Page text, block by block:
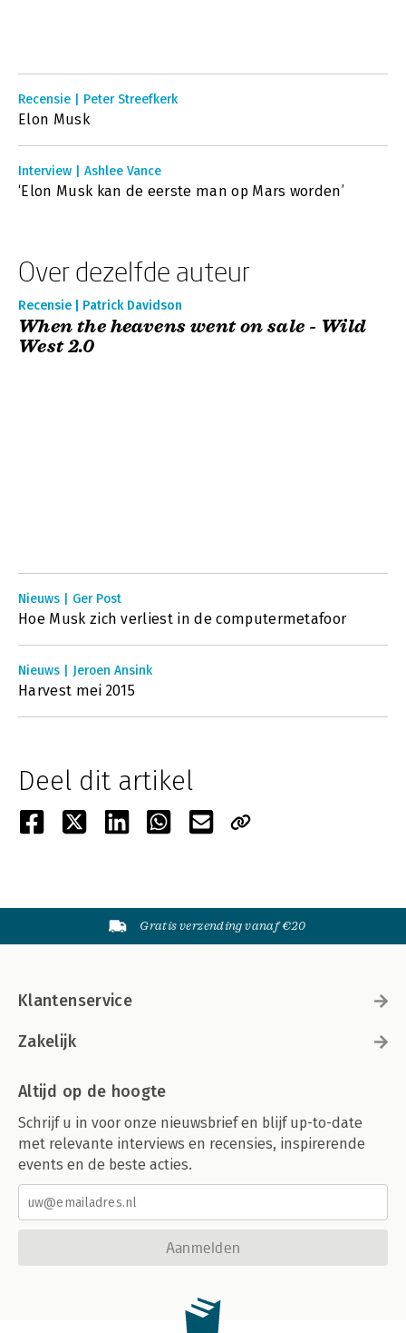
Recensie | Peter Streefkerk
Elon Musk
Interview | Ashlee Vance
‘Elon Musk kan de eerste man op Mars worden’
Over dezelfde auteur
Recensie | Patrick Davidson
When the heavens went on sale - Wild
West 2.0
Nieuws | Ger Post
Hoe Musk zich verliest in de computermetafoor
Nieuws | Jeroen Ansink
Harvest mei 2015
Deel dit artikel
Gratis verzending vanaf €20
Klantenservice
Zakelijk
Altijd op de hoogte
Schrijf u in voor onze nieuwsbrief en blijf up-to-date
met relevante interviews en recensies, inspirerende
events en de beste acties.
Aanmelden